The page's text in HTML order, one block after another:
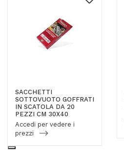
SACCHETTI
SOTTOVUOTO GOFFRATI
IN SCATOLA DA 20
PEZZI CM 30X40
Accedi per vedere i
prezzi